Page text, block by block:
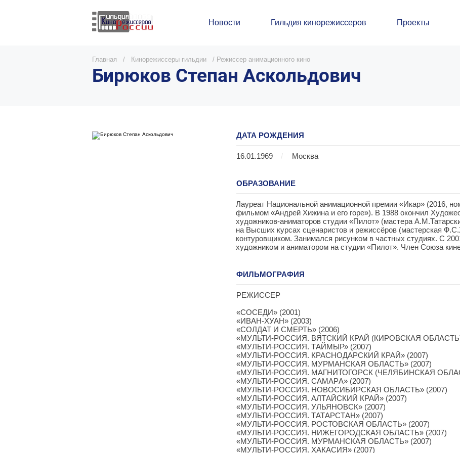
Новости Гильдия кинорежиссеров Проекты
Главная / Кинорежиссеры гильдии / Режиссер анимационного кино
Бирюков Степан Аскольдович
ДАТА РОЖДЕНИЯ
16.01.1969 / Москва
ОБРАЗОВАНИЕ
Лауреат Национальной анимационной премии «Икар» (2016,
фильмом «Андрей Хижина и его горе»). В 1988 окончил
художников-аниматоров студии «Пилот» (мастера
на Высших курсах сценаристов и режиссёров (мастерская
контуровщиком. Занимался рисунком в частных студиях. С
художником и аниматором на студии «Пилот». Член Союза
ФИЛЬМОГРАФИЯ
РЕЖИССЕР
«СОСЕДИ» (2001)
«ИВАН-ХУАН» (2003)
«СОЛДАТ И СМЕРТЬ» (2006)
«МУЛЬТИ-РОССИЯ. ВЯТСКИЙ КРАЙ (КИРОВСКАЯ
«МУЛЬТИ-РОССИЯ. ТАЙМЫР» (2007)
«МУЛЬТИ-РОССИЯ. КРАСНОДАРСКИЙ КРАЙ» (2007)
«МУЛЬТИ-РОССИЯ. МУРМАНСКАЯ ОБЛАСТЬ» (2007)
«МУЛЬТИ-РОССИЯ. МАГНИТОГОРСК (ЧЕЛЯБИНСКАЯ
«МУЛЬТИ-РОССИЯ. САМАРA» (2007)
«МУЛЬТИ-РОССИЯ. НОВОСИБИРСКАЯ ОБЛАСТЬ» (2007)
«МУЛЬТИ-РОССИЯ. АЛТАЙСКИЙ КРАЙ» (2007)
«МУЛЬТИ-РОССИЯ. УЛЬЯНОВСК» (2007)
«МУЛЬТИ-РОССИЯ. ТАТАРСТАН» (2007)
«МУЛЬТИ-РОССИЯ. РОСТОВСКАЯ ОБЛАСТЬ» (2007)
«МУЛЬТИ-РОССИЯ. НИЖЕГОРОДСКАЯ ОБЛАСТЬ» (2007)
«МУЛЬТИ-РОССИЯ. МУРМАНСКАЯ ОБЛАСТЬ» (2007)
«МУЛЬТИ-РОССИЯ. ХАКАСИЯ» (2007)